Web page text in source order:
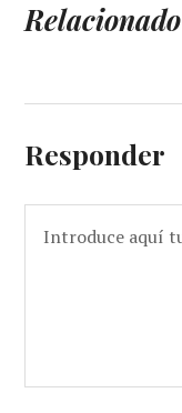
Relacionado
Responder